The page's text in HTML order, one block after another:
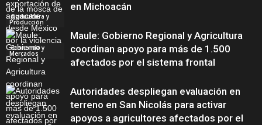
Agricultura y
Producción
Economía y
Mercados
en Michoacán
Maule: Gobierno Regional y Agricultura
coordinan apoyo para más de 1.500
afectados por el sistema frontal
Autoridades despliegan evaluación en
terreno en San Nicolás para activar
apoyos a agricultores afectados por el